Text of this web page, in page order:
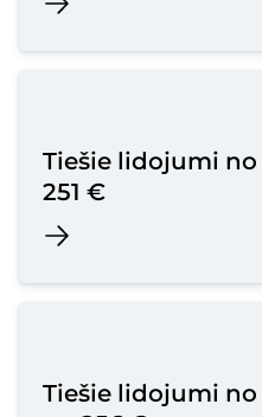
Tiešie lidojumi no
251 €
Tiešie lidojumi no